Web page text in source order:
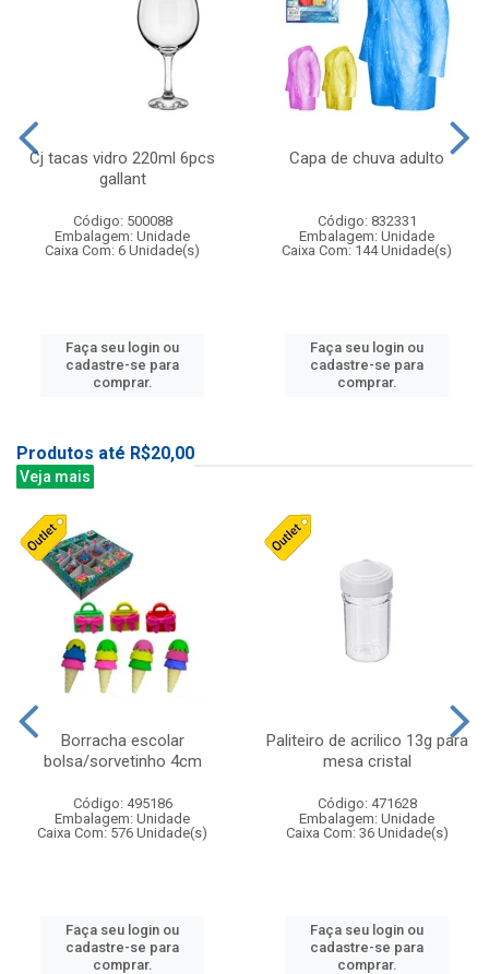
Cj tacas vidro 220ml 6pcs
gallant
Código: 500088
Embalagem: Unidade
Caixa Com: 6 Unidade(s)
Faça seu login ou
cadastre-se para
comprar.
Capa de chuva adulto
Código: 832331
Embalagem: Unidade
Caixa Com: 144 Unidade(s)
Faça seu login ou
cadastre-se para
comprar.
Produtos até R$20,00
Veja mais
Borracha escolar
bolsa/sorvetinho 4cm
Código: 495186
Embalagem: Unidade
Caixa Com: 576 Unidade(s)
Faça seu login ou
cadastre-se para
comprar.
Paliteiro de acrilico 13g para
mesa cristal
Código: 471628
Embalagem: Unidade
Caixa Com: 36 Unidade(s)
Faça seu login ou
cadastre-se para
comprar.